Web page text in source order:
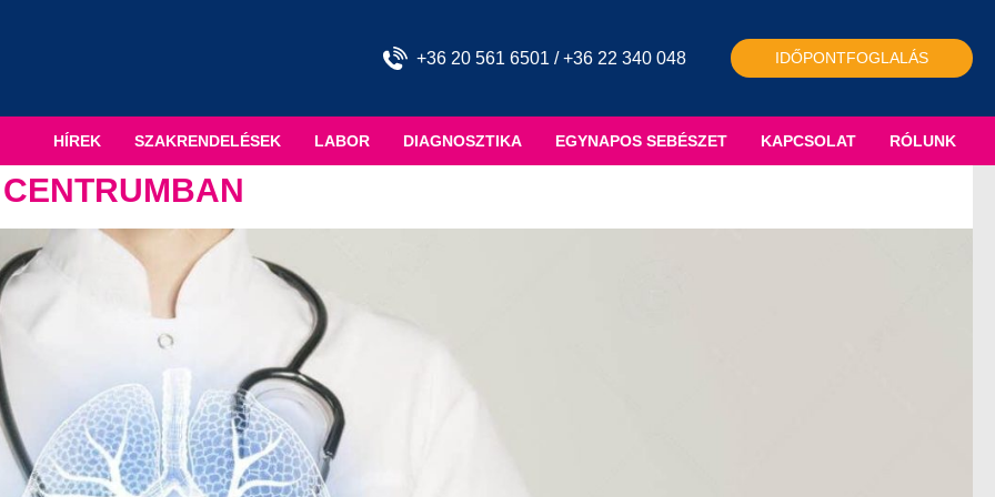
+36 20 561 6501 / +36 22 340 048 IDŐPONTFOGLALÁS
HÍREK SZAKRENDELÉSEK LABOR DIAGNOSZTIKA EGYNAPOS SEBÉSZET KAPCSOLAT RÓLUNK